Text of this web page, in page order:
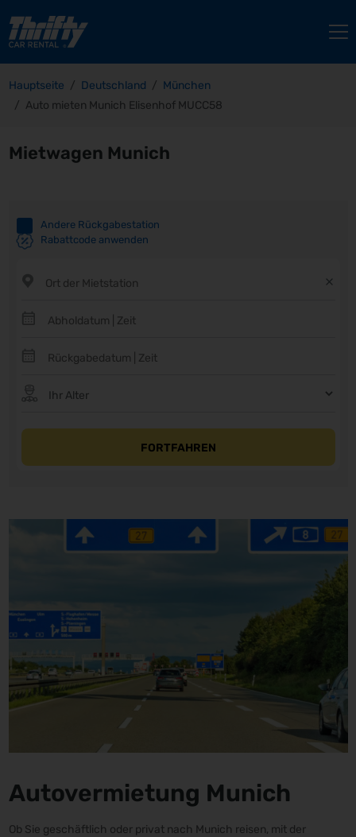
Hauptseite Deutschland
München
Auto mieten Munich Elisenhof MUCC58
Mietwagen Munich
Andere Rückgabestation
Rabattcode anwenden
FORTFAHREN
Autovermietung Munich
Ob Sie geschäftlich oder privat nach Munich reisen, mit der